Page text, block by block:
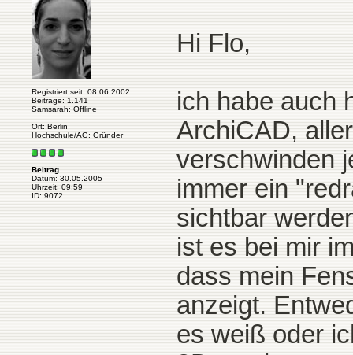
Registriert seit: 08.06.2002
Beiträge: 1.141
Samsarah: Offline
Ort: Berlin
Hochschule/AG: Gründer
Beitrag
Datum: 30.05.2005
Uhrzeit: 09:59
ID: 9072
Hi Flo,
ich habe auch
ArchiCAD,
verschwinden
immer ein
sichtbar
ist es bei mir
dass mein
anzeigt.
es weiß oder